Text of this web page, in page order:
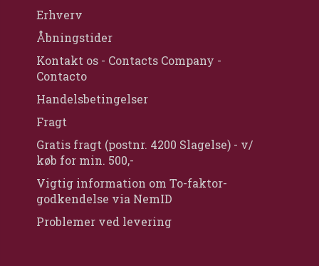
Erhverv
Åbningstider
Kontakt os - Contacts Company -
Contacto
Handelsbetingelser
Fragt
Gratis fragt (postnr. 4200 Slagelse) - v/
køb for min. 500,-
Vigtig information om To-faktor-
godkendelse via NemID
Problemer ved levering